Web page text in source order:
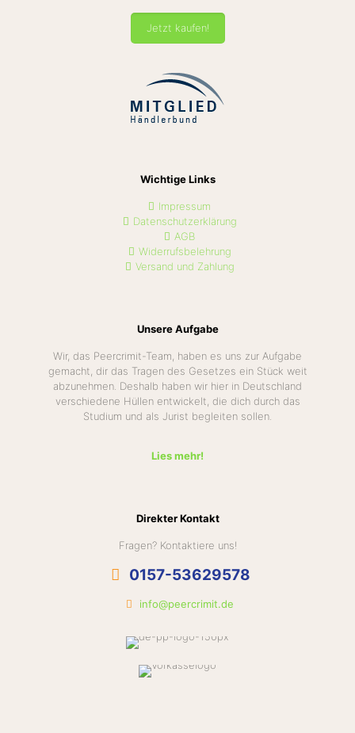
Jetzt kaufen!
Wichtige Links
Impressum
Datenschutzerklärung
AGB
Widerrufsbelehrung
Versand und Zahlung
Unsere Aufgabe
Wir, das Peercrimit-Team, haben es uns zur Aufgabe
gemacht, dir das Tragen des Gesetzes ein Stück weit
abzunehmen. Deshalb haben wir hier in Deutschland
verschiedene Hüllen entwickelt, die dich durch das
Studium und als Jurist begleiten sollen.
Lies mehr!
Direkter Kontakt
Fragen? Kontaktiere uns!
0157-53629578
info@peercrimit.de